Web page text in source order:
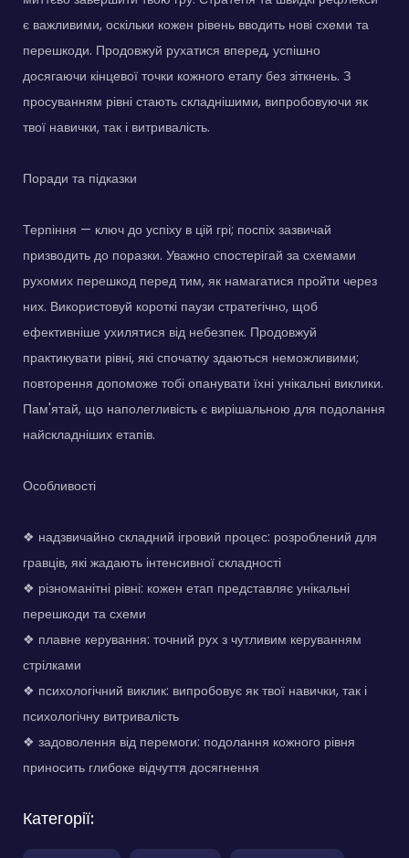
є важливими, оскільки кожен рівень вводить нові схеми та
перешкоди. Продовжуй рухатися вперед, успішно
досягаючи кінцевої точки кожного етапу без зіткнень. З
просуванням рівні стають складнішими, випробовуючи як
твої навички, так і витривалість.
Поради та підказки
Терпіння — ключ до успіху в цій грі; поспіх зазвичай
призводить до поразки. Уважно спостерігай за схемами
рухомих перешкод перед тим, як намагатися пройти через
них. Використовуй короткі паузи стратегічно, щоб
ефективніше ухилятися від небезпек. Продовжуй
практикувати рівні, які спочатку здаються неможливими;
повторення допоможе тобі опанувати їхні унікальні виклики.
Пам'ятай, що наполегливість є вирішальною для подолання
найскладніших етапів.
Особливості
❖ надзвичайно складний ігровий процес: розроблений для
гравців, які жадають інтенсивної складності
❖ різноманітні рівні: кожен етап представляє унікальні
перешкоди та схеми
❖ плавне керування: точний рух з чутливим керуванням
стрілками
❖ психологічний виклик: випробовує як твої навички, так і
психологічну витривалість
❖ задоволення від перемоги: подолання кожного рівня
приносить глибоке відчуття досягнення
Категорії: